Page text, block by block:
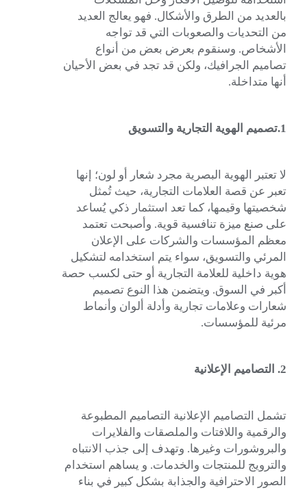
بالعديد من الطرق والأشكال. فهو يعالج العديد
من التحديات والصعوبات التي قد تواجه
الأشخاص. وسنقوم بعرض بعض من أنواع
تصاميم الجرافيك، ولكن قد تجد في بعض الأحيان
أنها متداخلة.
1.تصميم الهوية التجارية والتسويق
لا تعتبر الهوية البصرية مجرد شعار أو لون؛ إنها
تعبر عن قصة العلامات التجارية، حيث تُمثل
شخصيتها وقيمها، كما تعد استثمار ذكي يُساعد
على صنع ميزة تنافسية قوية. وأصبحت تعتمد
معظم المؤسسات والشركات على الإعلان
المرئي والتسويق، سواء يتم استخدامه لتشكيل
هوية داخلية للعلامة التجارية أو حتى لكسب حصة
أكبر في السوق. ويتضمن هذا النوع تصميم
شعارات وعلامات تجارية وأدلة ألوان وأنماط
مرئية للمؤسسات.
2. التصاميم الإعلانية
تشمل التصاميم الإعلانية التصاميم المطبوعة
والرقمية واللافتات والملصقات والفلايرات
والبروشورات وغيرها. وتهدف إلى جذب الانتباه
والترويج للمنتجات والخدمات. و يساهم استخدام
الصور الاحترافية والجذابة بشكل كبير في بناء